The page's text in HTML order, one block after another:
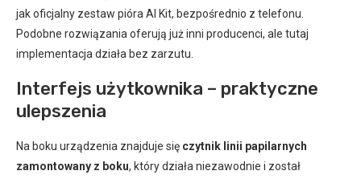
jak oficjalny zestaw pióra AI Kit, bezpośrednio z telefonu.
Podobne rozwiązania oferują już inni producenci, ale tutaj
implementacja działa bez zarzutu.
Interfejs użytkownika – praktyczne
ulepszenia
Na boku urządzenia znajduje się czytnik linii papilarnych
zamontowany z boku, który działa niezawodnie i został